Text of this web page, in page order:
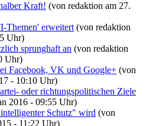
Kraft! (von redaktion am 27.
Themen' erweitert (von redaktion
Uhr)
sprunghaft an (von redaktion
Uhr)
Facebook, VK und Google+ (von
- 10:10 Uhr)
oder richtungspolitischen Ziele
2016 - 09:55 Uhr)
Schutz" wird (von
- 11:22 Uhr)